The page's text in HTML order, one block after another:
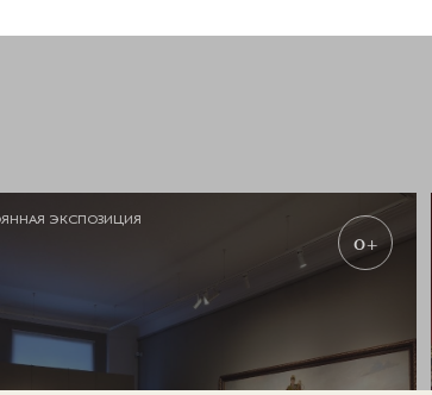
ЭКСПОЗИЦИЯ
0+